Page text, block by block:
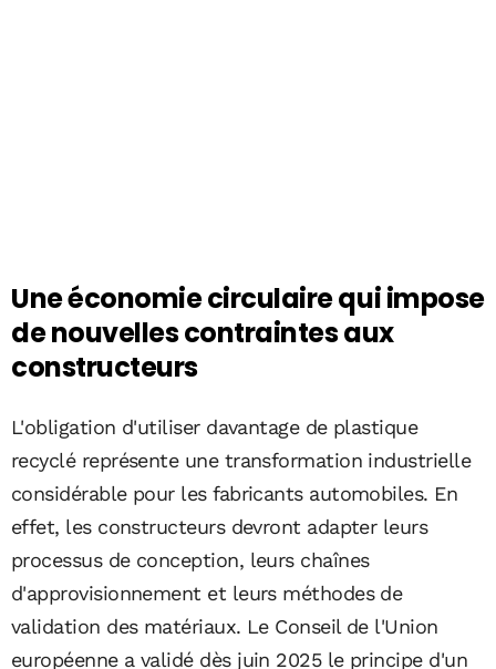
Une économie circulaire qui impose
de nouvelles contraintes aux
constructeurs
L'obligation d'utiliser davantage de plastique
recyclé représente une transformation industrielle
considérable pour les fabricants automobiles. En
effet, les constructeurs devront adapter leurs
processus de conception, leurs chaînes
d'approvisionnement et leurs méthodes de
validation des matériaux. Le Conseil de l'Union
européenne a validé dès juin 2025 le principe d'un